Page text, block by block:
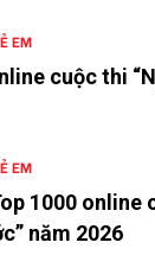
EM
cuộc thi
EM
1000 online
năm 2026